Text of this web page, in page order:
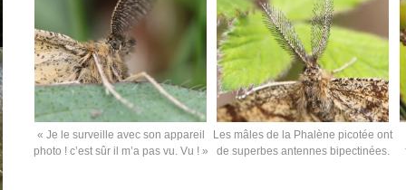
« Je le surveille avec son appareil
photo ! c’est sûr il m’a pas vu. Vu ! »
Les mâles de la Phalène picotée ont
de superbes antennes bipectinées.